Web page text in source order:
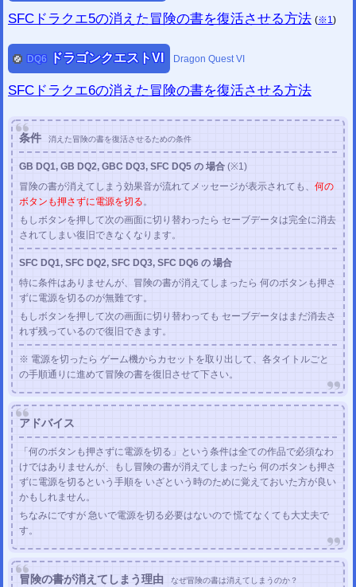
2020/03/22
PC ファイナルファンタジーVII チェックサム修正ツール
PC バイオハザード4 チェックサム修正ツール
その他の日本語未対応ゲーム (GTA3 GTA:SanAndreas GTA:ViceCity MassEffect2 MassEffect3)
PCゲーム チェックサム修正ツール を公開しました。(改造補助ツール)
PC ファイナルファンタジーX HD チェックサム修正ツール
PC ファイナルファンタジーX-2 HD チェックサム修正ツール
2020/02/13
SFC チェックサム修正ツールを公開しました。
2020/02/13
2020/02/13
DS チェックサム修正ツール
を公開しました。
2020/02/13
2020/01/05
PS1セーブデータ改造解析掲示板
2020/01/05
PS2セーブデータ改造解析掲示板 (改造コード・解析情報)
更新履歴2019年 2018年 2017年 2016年 (以前)
雑記 (ブログ風)
SFCドラクエ5の消えた冒険の書を復活させる方法 (※1 )
DQ6 ドラゴンクエストVI Dragon Quest VI
SFCドラクエ6の消えた冒険の書を復活させる方法
条件 消えた冒険の書を復活させるための条件
GB DQ1, GB DQ2, GBC DQ3, SFC DQ5 の 場合 (※1)
冒険の書が消えてしまう効果音が流れてメッセージが表示されても、 何の
ボタンも押さずに電源を切る。
もしボタンを押して次の画面に切り替わったら セーブデータは完全に消去
されてしまい復旧できなくなります。
SFC DQ1, SFC DQ2, SFC DQ3, SFC DQ6 の 場合
特に条件はありませんが、冒険の書が消えてしまったら 何のボタンも押さ
ずに電源を切るのが無難です。
もしボタンを押して次の画面に切り替わっても セーブデータはまだ消去さ
れず残っているので復旧できます。
※ 電源を切ったら ゲーム機からカセットを取り出して、各タイトルごと
の手順通りに進めて冒険の書を復旧させて下さい。
アドバイス
「何のボタンも押さずに電源を切る」という条件は全ての作品で必須なわ
けではありませんが、もし冒険の書が消えてしまったら 何のボタンも押さ
ずに電源を切るという手順を いざという時のために覚えておいた方が良い
かもしれません。
ちなみにですが 急いで電源を切る必要はないので 慌てなくても大丈夫で
す。
冒険の書が消えてしまう理由 なぜ冒険の書は消えてしまうのか？